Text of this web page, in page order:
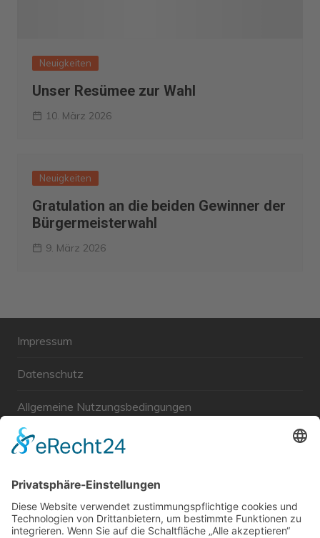
Neuigkeiten
Unser Resümee zur Wahl
10. März 2026
Neuigkeiten
Gratulation an die beiden Gewinner der
Bürgermeisterwahl
9. März 2026
Impressum
Datenschutz
Allgemeine Nutzungsbedingungen
Links
Unabhängige WählerGemeinschaft Gröbenzell